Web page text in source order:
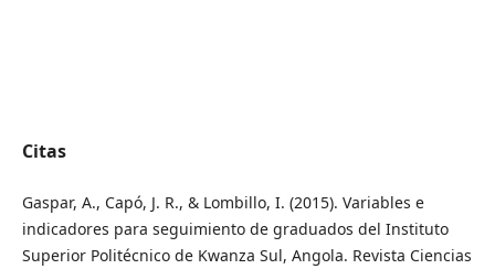
Citas
Gaspar, A., Capó, J. R., & Lombillo, I. (2015). Variables e
indicadores para seguimiento de graduados del Instituto
Superior Politécnico de Kwanza Sul, Angola. Revista Ciencias